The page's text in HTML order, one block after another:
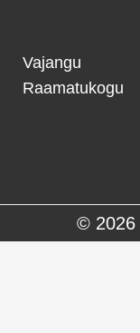
Vajangu
Raamatukogu
© 2026